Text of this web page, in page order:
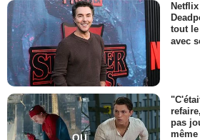
tout le
avec
pas